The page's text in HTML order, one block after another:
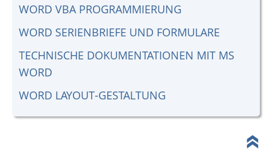
WORD VBA PROGRAMMIERUNG
WORD SERIENBRIEFE UND FORMULARE
TECHNISCHE DOKUMENTATIONEN MIT MS
WORD
WORD LAYOUT-GESTALTUNG